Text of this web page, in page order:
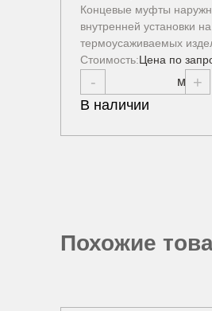
Концевые муфты
внутренней установки
термоусаживаемых
Стоимость:Цена по
- +
В наличии
Похожие